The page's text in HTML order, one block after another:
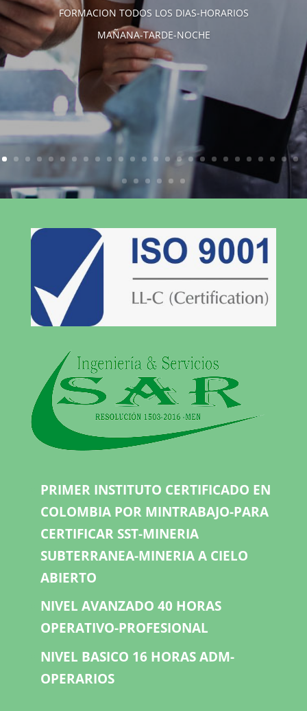
FORMACION TODOS LOS DIAS-HORARIOS
MAÑANA-TARDE-NOCHE
PRIMER INSTITUTO CERTIFICADO EN
COLOMBIA POR MINTRABAJO-PARA
CERTIFICAR SST-MINERIA
SUBTERRANEA-MINERIA A CIELO
ABIERTO
NIVEL AVANZADO 40 HORAS
OPERATIVO-PROFESIONAL
NIVEL BASICO 16 HORAS ADM-
OPERARIOS